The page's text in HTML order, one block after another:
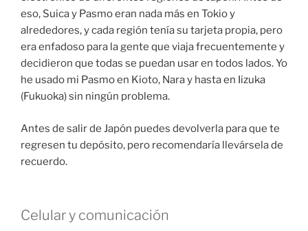
eso, Suica y Pasmo eran nada más en Tokio y
alrededores, y cada región tenía su tarjeta propia, pero
era enfadoso para la gente que viaja frecuentemente y
decidieron que todas se puedan usar en todos lados. Yo
he usado mi Pasmo en Kioto, Nara y hasta en Iizuka
(Fukuoka) sin ningún problema.
Antes de salir de Japón puedes devolverla para que te
regresen tu depósito, pero recomendaría llevársela de
recuerdo.
Celular y comunicación